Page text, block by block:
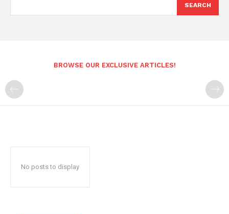
SEARCH
BROWSE OUR EXCLUSIVE ARTICLES!
No posts to display